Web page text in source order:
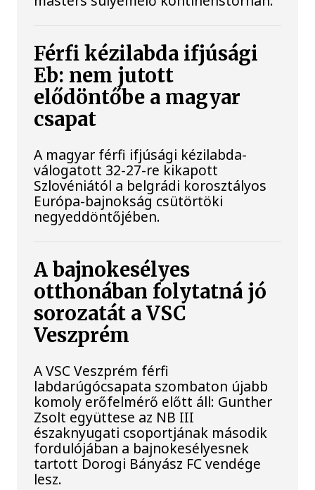
Férfi kézilabda ifjúsági
Eb: nem jutott
elődöntőbe a magyar
csapat
A magyar férfi ifjúsági kézilabda-
válogatott 32-27-re kikapott
Szlovéniától a belgrádi korosztályos
Európa-bajnokság csütörtöki
negyeddöntőjében.
A bajnokesélyes
otthonában folytatná jó
sorozatát a VSC
Veszprém
A VSC Veszprém férfi
labdarúgócsapata szombaton újabb
komoly erőfelmérő előtt áll: Gunther
Zsolt együttese az NB III
északnyugati csoportjának második
fordulójában a bajnokesélyesnek
tartott Dorogi Bányász FC vendége
lesz.